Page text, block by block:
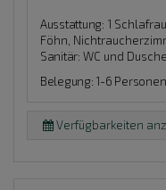
Ausstattung: 1
Föhn,
Sanitär: WC und
Belegung: 1-6 Personen
Verfügbarkeiten